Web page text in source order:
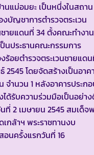
ม่อมยะ เป็นหนึ่งในสถาน
บัญชาการตำรวจตระเวน
ายแดนที่ 34 ตั้งคณะทำงา
นประธานคณะกรรมการ
อยตำรวจตระเวนชายแด
2545 โดยจัดสร้างเป็นอาค
จำนวน 1 หลังอาคารประก
ด้รับความร่วมมือเป็นอย่า
ที่ 2 เมษายน 2545 สมเด็จ
กล้าฯ พระราชทานงบ
อนครั้งแรกวันที่ 16